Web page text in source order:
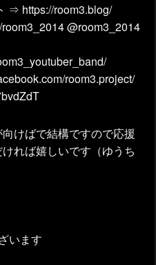
⇒ https://room3.blog/
@room3_2014
room3.project/
けばで結構ですので応援
れば嬉しいです（ゆうち
います